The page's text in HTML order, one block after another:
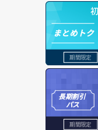
サーバー削除
サーバー操作（起動/
サーバー設定切替
サーバー詳細一覧取得
サーバー詳細取得
ポート詳細取得
ロードバランサー詳細
ロードバランサー追加
ドメイン情報登録
ドメイン詳細取得
レコード一覧取得
レコード作成
まとめトク
期間限定
長期割引
パス
期間限定